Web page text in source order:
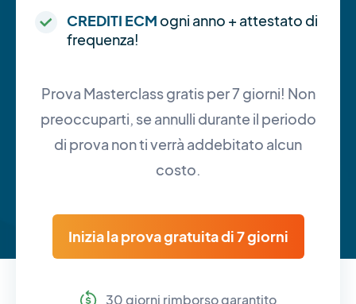
CREDITI ECM ogni anno + attestato di
frequenza!
Prova Masterclass gratis per 7 giorni! Non
preoccuparti, se annulli durante il periodo
di prova non ti verrà addebitato alcun
costo.
Inizia la prova gratuita di 7 giorni
30 giorni rimborso garantito